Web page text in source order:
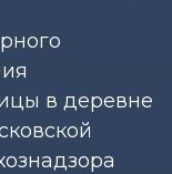
в деревне